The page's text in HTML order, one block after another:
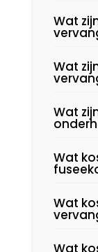
Wat
Wat
Wat
Wat
Wat